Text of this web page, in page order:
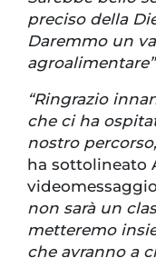
preciso della
Daremmo un
“Ringrazio
che ci ha
nostro
ha sottolineato
non sarà un
metteremo
che avranno a